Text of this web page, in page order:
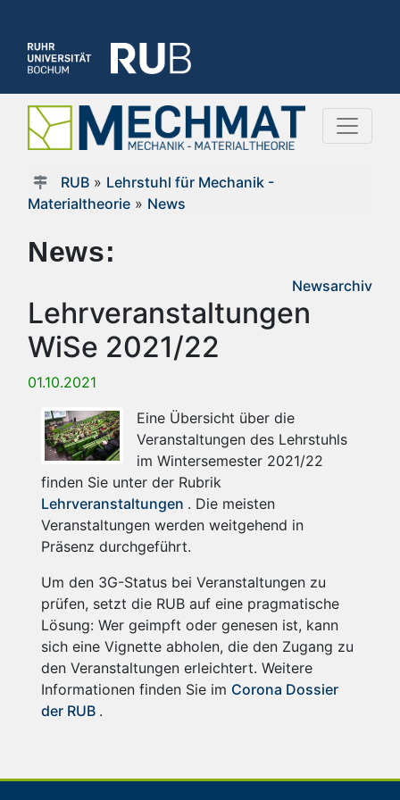
RUB» Lehrstuhl für Mechanik -
Materialtheorie » News
News:
Newsarchiv
Lehrveranstaltungen
WiSe 2021/22
01.10.2021
Eine Übersicht über die
Veranstaltungen des Lehrstuhls
im Wintersemester 2021/22
finden Sie unter der Rubrik
Lehrveranstaltungen . Die meisten
Veranstaltungen werden weitgehend in
Präsenz durchgeführt.
Um den 3G-Status bei Veranstaltungen zu
prüfen, setzt die RUB auf eine pragmatische
Lösung: Wer geimpft oder genesen ist, kann
sich eine Vignette abholen, die den Zugang zu
den Veranstaltungen erleichtert. Weitere
Informationen finden Sie im Corona Dossier
der RUB .